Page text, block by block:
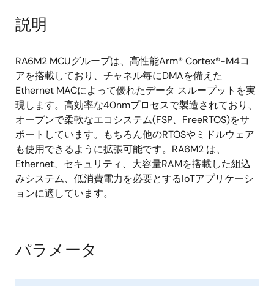
説明
RA6M2 MCUグループは、高性能Arm® Cortex®-M4コ
アを搭載しており、チャネル毎にDMAを備えた
Ethernet MACによって優れたデータ スループットを実
現します。高効率な40nmプロセスで製造されており、
オープンで柔軟なエコシステム(FSP、FreeRTOS)をサ
ポートしています。もちろん他のRTOSやミドルウェア
も使用できるように拡張可能です。RA6M2 は、
Ethernet、セキュリティ、大容量RAMを搭載した組込
みシステム、低消費電力を必要とするIoTアプリケーシ
ョンに適しています。
パラメータ